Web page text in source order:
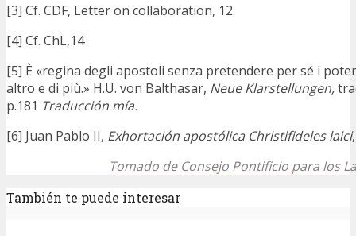
[3] Cf. CDF, Letter on collaboration, 12.
[4] Cf. ChL,14
[5] È «regina degli apostoli senza pretendere per sé i
altro e di più.» H.U. von Balthasar, Neue Klarstellungen,
p.181 Traducción mía.
[6] Juan Pablo II, Exhortación apostólica Christifideles laici
Tomado de Consejo Pontificio para los
También te puede interesar